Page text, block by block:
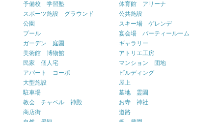
予備校 学習塾
体育館 アリーナ
スポーツ施設 グラウンド
公共施設
公園
スキー場 ゲレンデ
プール
宴会場 パーティールーム
ガーデン 庭園
ギャラリー
美術館 博物館
アトリエ工房
民家 個人宅
マンション 団地
アパート コーポ
ビルディング
大型施設
屋上
駐車場
墓地 霊園
教会 チャペル 神殿
お寺 神社
商店街
道路